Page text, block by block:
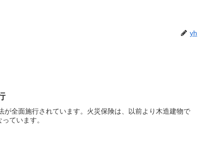
yh
が全面施行されています。火災保険は、以前より木造建物で
ています。